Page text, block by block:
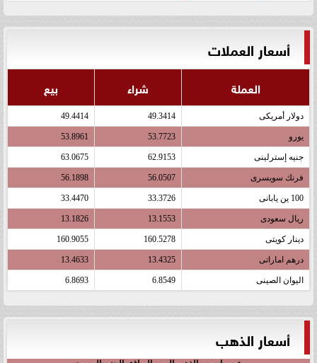
أسعار العملات
العملة شراء بيع
دولار أمريكى 49.3414
49.4414
يورو 53.7723
53.8961
جنيه إسترلينى 62.9153
63.0675
فرنك سويسرى 56.0507
56.1898
100 ين يابانى 33.3726
33.4470
ريال سعودى 13.1553
13.1826
دينار كويتى 160.5278
160.9055
درهم اماراتى 13.4325
13.4633
اليوان الصينى 6.8549
6.8693
أسعار الذهب